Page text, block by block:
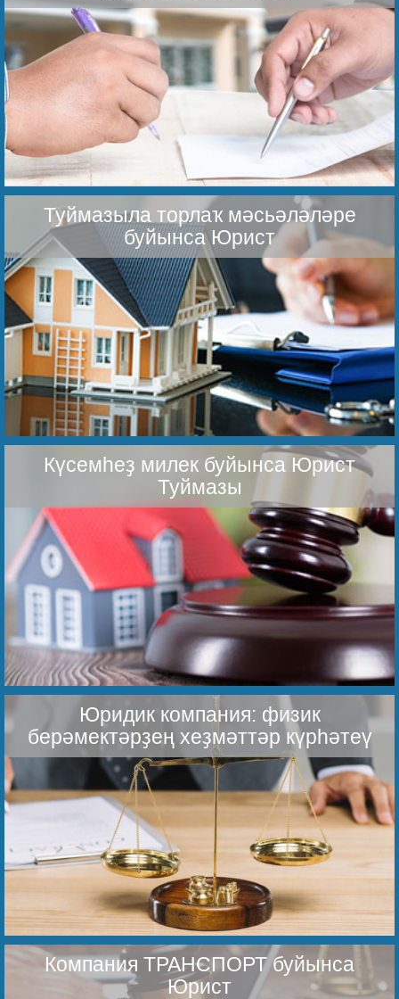
Туймазыла торлаҡ мәсьәләләре
буйынса Юрист
Күсемһеҙ милек буйынса Юрист
Туймазы
Юридик компания: физик
берәмектәрҙең хеҙмәттәр күрһәтеү
Компания ТРАНСПОРТ буйынса
Юрист